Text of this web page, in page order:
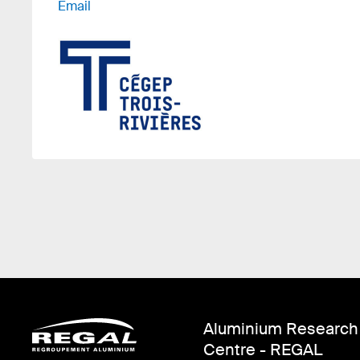
Email
Aluminium Research
Centre - REGAL